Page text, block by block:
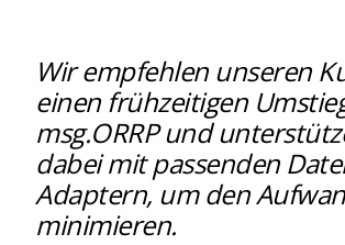
Wir empfehlen unseren
einen frühzeitigen
msg.ORRP und
dabei mit passenden
Adaptern, um den
minimieren.